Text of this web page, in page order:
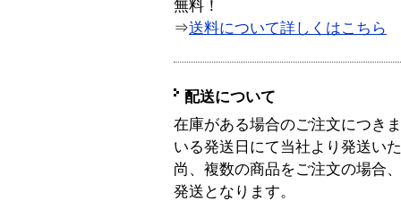
無料！
⇒送料について詳しくはこちら
配送について
在庫がある場合のご注文につき
いる発送日にて当社より発送い
尚、複数の商品をご注文の場合
発送となります。